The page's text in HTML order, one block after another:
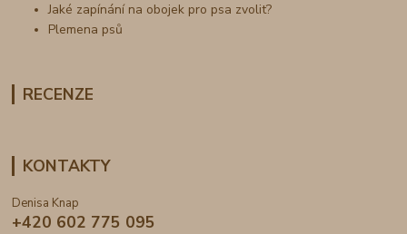
Jaké zapínání na obojek pro psa zvolit?
Plemena psů
RECENZE
KONTAKTY
Denisa Knap
+420 602 775 095